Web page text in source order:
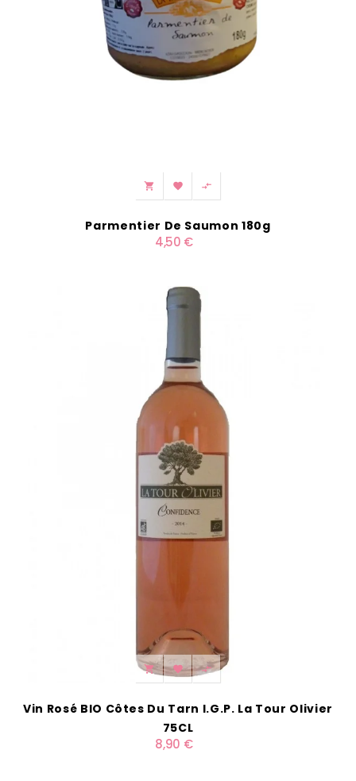
  
Parmentier De Saumon 180g
4,50 €
  
Vin Rosé BIO Côtes Du Tarn I.G.P. La Tour Olivier
75CL
8,90 €